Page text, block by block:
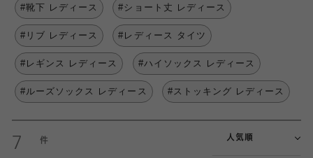
#靴下 レディース #ショート丈 レディース
#リブ レディース #レディース タイツ
#レギンス レディース #ハイソックス レディース
#ルーズソックス レディース #ストッキング レディース
7 人気順